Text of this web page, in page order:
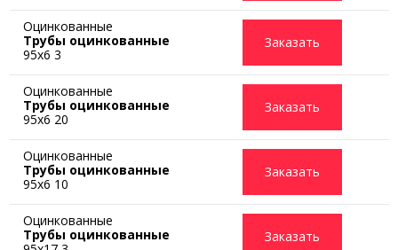
Оцинкованные
Трубы оцинкованные
95x6 3
Заказать
Оцинкованные
Трубы оцинкованные
95x6 20
Заказать
Оцинкованные
Трубы оцинкованные
95x6 10
Заказать
Оцинкованные
Трубы оцинкованные
Заказать